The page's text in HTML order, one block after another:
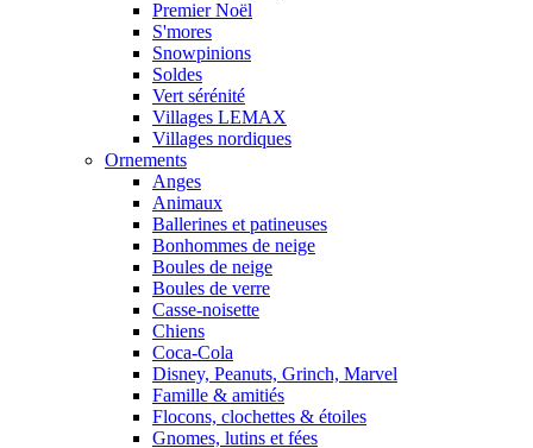
Premier Noël
S'mores
Snowpinions
Soldes
Vert sérénité
Villages LEMAX
Villages nordiques
Ornements
Anges
Animaux
Ballerines et patineuses
Bonhommes de neige
Boules de neige
Boules de verre
Casse-noisette
Chiens
Coca-Cola
Disney, Peanuts, Grinch, Marvel
Famille & amitiés
Flocons, clochettes & étoiles
Gnomes, lutins et fées